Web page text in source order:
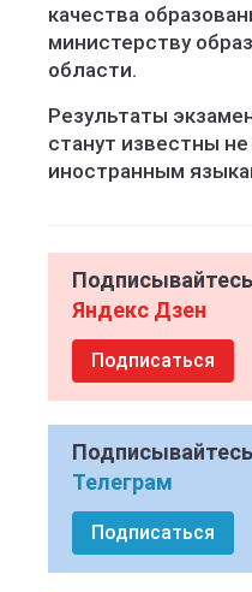
качества
министерству
области.
Результаты
станут известны
иностранным
Яндекс Дзен
Подписаться
Телеграм
Подписаться